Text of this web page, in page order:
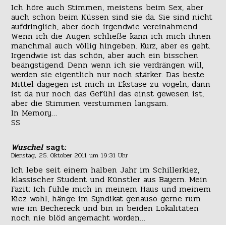
Ich höre auch Stimmen, meistens beim Sex, aber
auch schon beim Küssen sind sie da. Sie sind nicht
aufdringlich, aber doch irgendwie vereinahmend.
Wenn ich die Augen schließe kann ich mich ihnen
manchmal auch völlig hingeben. Kurz, aber es geht.
Irgendwie ist das schön, aber auch ein bisschen
beängstigend. Denn wenn ich sie verdrängen will,
werden sie eigentlich nur noch stärker. Das beste
Mittel dagegen ist mich in Ekstase zu vögeln, dann
ist da nur noch das Gefühl das einst gewesen ist,
aber die Stimmen verstummen langsam.
In Memory…
SS
Wuschel sagt:
Dienstag, 25. Oktober 2011 um 19:31 Uhr
Ich lebe seit einem halben Jahr im Schillerkiez,
klassischer Student und Künstler aus Bayern. Mein
Fazit: Ich fühle mich in meinem Haus und meinem
Kiez wohl, hänge im Syndikat genauso gerne rum
wie im Bechereck und bin in beiden Lokalitäten
noch nie blöd angemacht worden…